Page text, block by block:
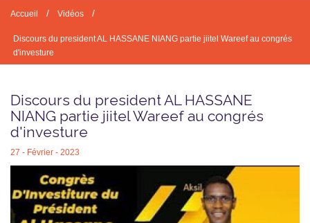
Accueil / Vidéos /
Discours du president AL HASSANE NIANG partie jiitel Wareef au congrés
d'investure
Discours du president AL HASSANE
NIANG partie jiitel Wareef au congrés
d'investure
27 - Février - 2023